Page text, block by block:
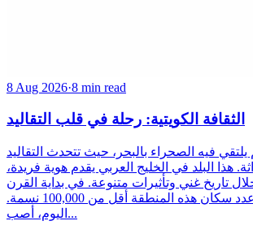
8 Aug 2026·8 min read
الثقافة الكويتية: رحلة في قلب التقاليد
فيه الصحراء بالبحر، حيث تتحدث التقاليد
هذا البلد في الخليج العربي يقدم هوية فريدة،
تاريخ غني وتأثيرات متنوعة. في بداية القرن
العشرين، كان عدد سكان هذه المنطقة أقل من 100,000 نسمة.
اليوم، أصب...